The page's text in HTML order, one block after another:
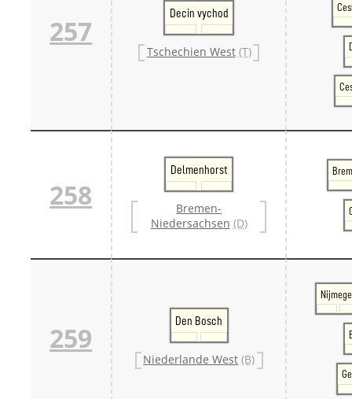
257
Decin vychod
Tschechien West (T)
258
Delmenhorst
Bremen-
Niedersachsen (D)
259
Den Bosch
Niederlande West (B)